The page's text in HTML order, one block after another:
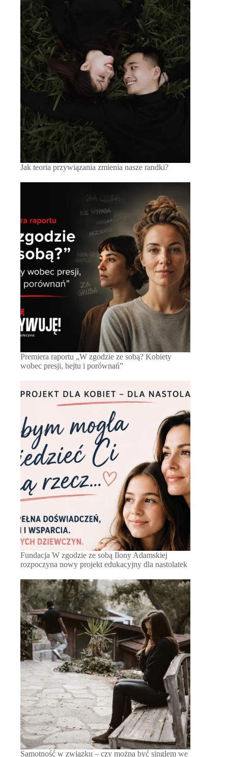
Jak teoria przywiązania zmienia nasze randki?
Premiera raportu „W zgodzie ze sobą? Kobiety
wobec presji, hejtu i porównań”
Fundacja W zgodzie ze sobą Ilony Adamskiej
rozpoczyna nowy projekt edukacyjny dla nastolatek
Samotność w związku – czy można być singlem we